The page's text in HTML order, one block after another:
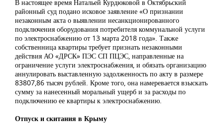
В настоящее время Натальей Курдюковой в Октябрьский
районный суд подано исковое заявление «О признании
незаконным акта о выявлении несанкционированного
подключения оборудования потребителя коммунальной услуги
по электроснабжению от 13 марта 2018 года». Также
собственница квартиры требует признать незаконными
действия АО «ДРСК» ПЭС СП ПЦЭС, направленные на
ограничение услуги электроснабжения, и обязать организацию
аннулировать выставленную задолженность по акту в размере
83807,86 тысяч рублей. Кроме того, она намеревается взыскать
сумму за нанесенный моральный ущерб и за расходы по
подключению ее квартиры к электроснабжению.
Отпуск и скитания в Крыму